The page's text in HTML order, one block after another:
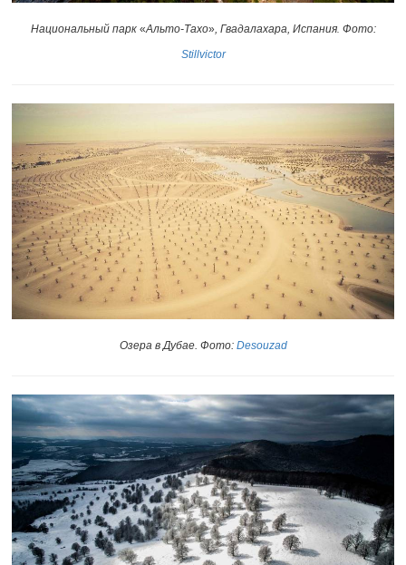
Национальный парк «Альто-Тахо», Гвадалахара, Испания. Фото:
Stillvictor
Озера в Дубае. Фото: Desouzad